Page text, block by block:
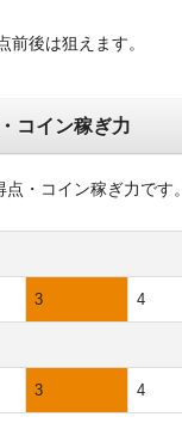
前後は狙えます。
コイン稼ぎ力
・コイン稼ぎ力です。
3 4
3 4